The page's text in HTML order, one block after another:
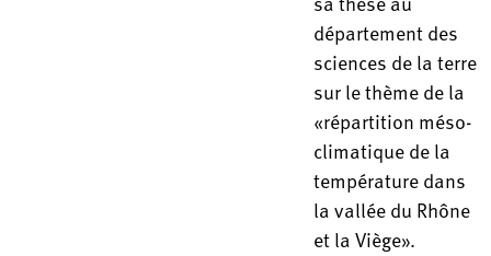
département des
sciences de la terre
sur le thème de la
«répartition méso-
climatique de la
température dans
la vallée du Rhône
et la Viège».